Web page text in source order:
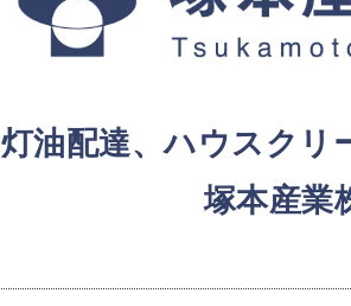
灯油配達、ハウスクリ
塚本産業